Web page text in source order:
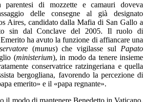
parentesi di mozzette e camauri doveva
delle consegne al già designato
Aires, candidato dalla Mafia di San Gallo a
sin dal Conclave del 2005. Il ruolo di
ha avuto la funzione di affiancare una
(munus) che vigilasse sul Papato
(ministerium), in modo da tenere insieme
conservatrice ratzingeriana e quella
bergogliana, favorendo la percezione di
emerito» e il «papa regnante».